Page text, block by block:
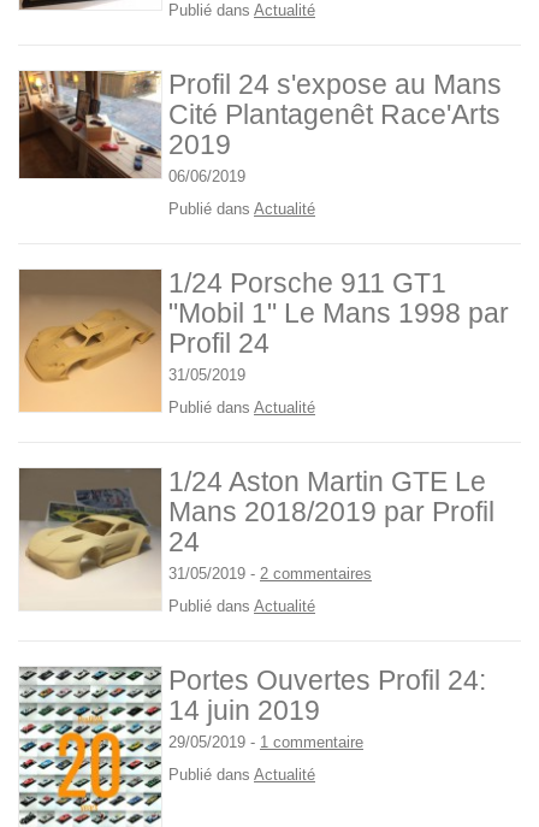
Publié dans Actualité
Profil 24 s'expose au Mans
Cité Plantagenêt Race'Arts
2019
06/06/2019
Publié dans Actualité
1/24 Porsche 911 GT1
"Mobil 1" Le Mans 1998 par
Profil 24
31/05/2019
Publié dans Actualité
1/24 Aston Martin GTE Le
Mans 2018/2019 par Profil
24
31/05/2019 - 2 commentaires
Publié dans Actualité
Portes Ouvertes Profil 24:
14 juin 2019
29/05/2019 - 1 commentaire
Publié dans Actualité